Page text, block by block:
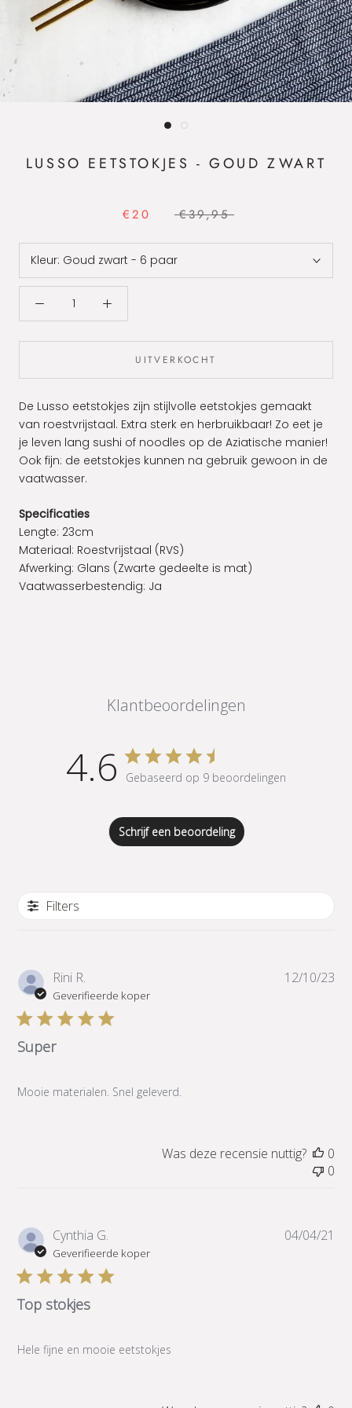
LUSSO EETSTOKJES - GOUD ZWART
€20 €39,95
Kleur: Goud zwart - 6 paar
UITVERKOCHT
De Lusso eetstokjes zijn stijlvolle eetstokjes gemaakt
van roestvrijstaal. Extra sterk en herbruikbaar! Zo eet je
je leven lang sushi of noodles op de Aziatische manier!
Ook fijn: de eetstokjes kunnen na gebruik gewoon in de
vaatwasser.
Specificaties
Lengte: 23cm
Materiaal: Roestvrijstaal (RVS)
Afwerking: Glans (Zwarte gedeelte is mat)
Vaatwasserbestendig: Ja
Klantbeoordelingen
4.6 Gebaseerd op 9 beoordelingen
Schrijf een beoordeling
Filters
Rini R.
Geverifieerde koper
Super
Mooie materialen. Snel geleverd.
12/10/23
Was deze recensie nuttig?
0
0
Cynthia G.
Geverifieerde koper
Top stokjes
Hele fijne en mooie eetstokjes
04/04/21